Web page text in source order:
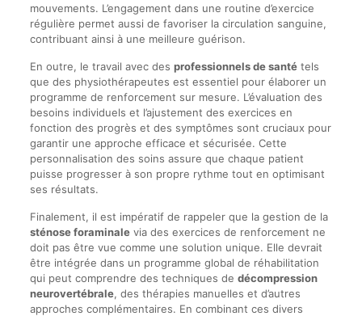
mouvements. L’engagement dans une routine d’exercice
régulière permet aussi de favoriser la circulation sanguine,
contribuant ainsi à une meilleure guérison.
En outre, le travail avec des professionnels de santétels
que des physiothérapeutes est essentiel pour élaborer un
programme de renforcement sur mesure. L’évaluation des
besoins individuels et l’ajustement des exercices en
fonction des progrès et des symptômes sont cruciaux pour
garantir une approche efficace et sécurisée. Cette
personnalisation des soins assure que chaque patient
puisse progresser à son propre rythme tout en optimisant
ses résultats.
Finalement, il est impératif de rappeler que la gestion de la
sténose foraminalevia des exercices de renforcement ne
doit pas être vue comme une solution unique. Elle devrait
être intégrée dans un programme global de réhabilitation
qui peut comprendre des techniques de décompression
neurovertébrale, des thérapies manuelles et d’autres
approches complémentaires. En combinant ces divers